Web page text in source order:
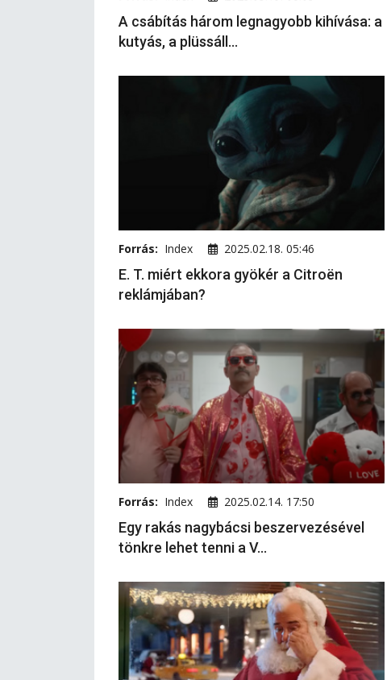
A csábítás három legnagyobb kihívása: a
kutyás, a plüssáll...
Forrás: Index 2025.02.18. 05:46
E. T. miért ekkora gyökér a Citroën
reklámjában?
Forrás: Index 2025.02.14. 17:50
Egy rakás nagybácsi beszervezésével
tönkre lehet tenni a V...